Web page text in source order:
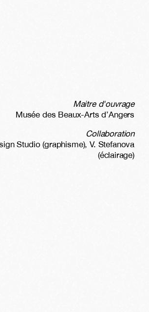
Maitre d'ouvrage
Musée des Beaux-Arts d’Angers
Collaboration
Studio (graphisme), V. Stefanova
(éclairage)